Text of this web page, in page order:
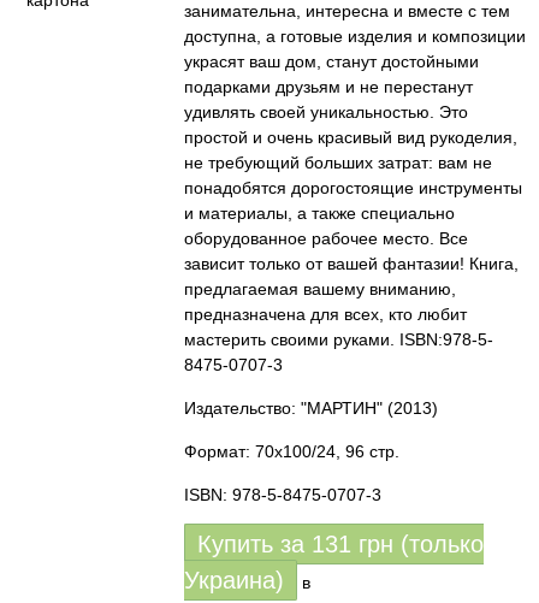
занимательна, интересна и вместе с тем
доступна, а готовые изделия и композиции
украсят ваш дом, станут достойными
подарками друзьям и не перестанут
удивлять своей уникальностью. Это
простой и очень красивый вид рукоделия,
не требующий больших затрат: вам не
понадобятся дорогостоящие инструменты
и материалы, а также специально
оборудованное рабочее место. Все
зависит только от вашей фантазии! Книга,
предлагаемая вашему вниманию,
предназначена для всех, кто любит
мастерить своими руками. ISBN:978-5-
8475-0707-3
Издательство: "МАРТИН" (2013)
Формат: 70x100/24, 96 стр.
ISBN: 978-5-8475-0707-3
Купить за 131 грн (только
Украина)
в